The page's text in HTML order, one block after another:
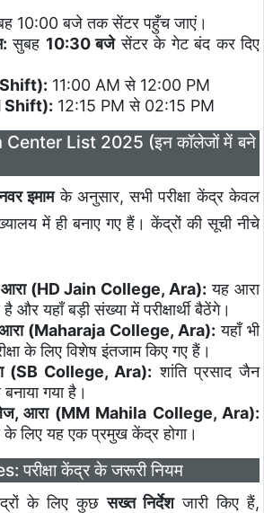
10:00 बजे तक सेंटर पहुँच जाएं।
सुबह 10:30 बजेसेंटर के गेट बंद कर दिए
Shift): 11:00 AM से 12:00 PM
Shift): 12:15 PM से 02:15 PM
Center List 2025 (इन कॉलेजों में बने
इमामके अनुसार, सभी परीक्षा केंद्र केवल
में ही बनाए गए हैं। केंद्रों की सूची नीचे
(HD Jain College, Ara): यह आरा
यहाँ बड़ी संख्या में परीक्षार्थी बैठेंगे।
आरा (Maharaja College, Ara): यहाँ भी
के लिए विशेष इंतजाम किए गए हैं।
(SB College, Ara): शांति प्रसाद जैन
गया है।
आरा (MM Mahila College, Ara):
के लिए यह एक प्रमुख केंद्र होगा।
केंद्र के जरूरी नियम
केंद्रों के लिए कुछसख्त निर्देशजारी किए हैं,